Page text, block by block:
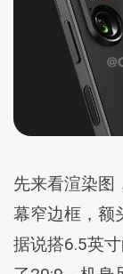
先来看渲染图
幕窄边框，额
据说搭6.5英